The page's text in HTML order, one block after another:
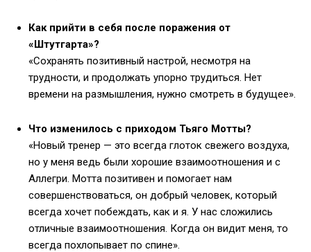
Как прийти в себя после поражения от
«Штутгарта»?
«Сохранять позитивный настрой, несмотря на
трудности, и продолжать упорно трудиться. Нет
времени на размышления, нужно смотреть в будущее».
Что изменилось с приходом Тьяго Мотты?
«Новый тренер — это всегда глоток свежего воздуха,
но у меня ведь были хорошие взаимоотношения и с
Аллегри. Мотта позитивен и помогает нам
совершенствоваться, он добрый человек, который
всегда хочет побеждать, как и я. У нас сложились
отличные взаимоотношения. Когда он видит меня, то
всегда похлопывает по спине».